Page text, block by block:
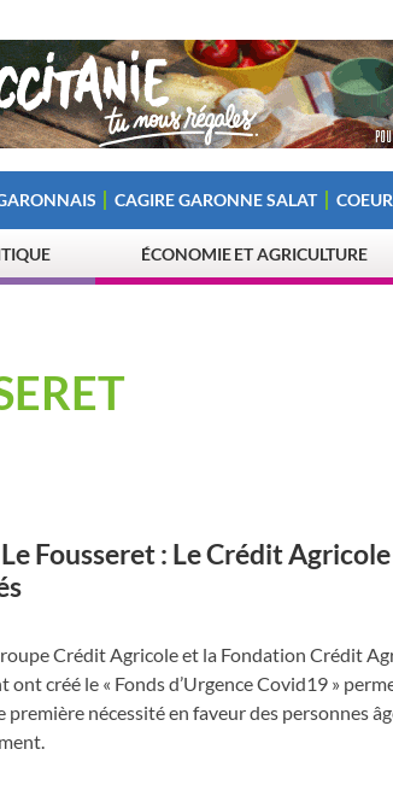
CAGIRE GARONNE SALAT
ÉCONOMIE ET AGRICULTURE
Fousseret : Le Crédit Agricole
Crédit Agricole et la Fondation Crédit
créé le « Fonds d’Urgence Covid19 »
nécessité en faveur des personnes